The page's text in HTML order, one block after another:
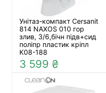
Унітаз-компакт Cersanit
814 NAXOS 010 гор
злив, 3/6,бічн підв+сид
поліпр пластик кріпл
K08-188
3 599 ₴